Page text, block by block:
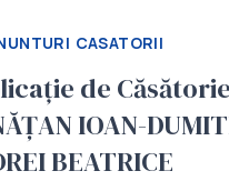
CASATORII
de
IOAN-
BEATRICE